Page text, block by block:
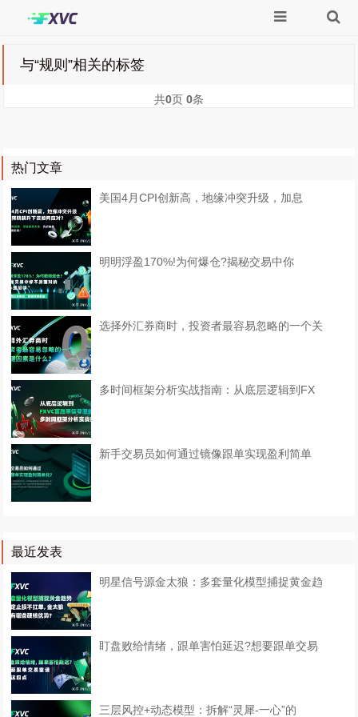
与“规则”相关的标签
共0页 0条
热门文章
美国4月CPI创新高，地缘冲突升级，加息
明明浮盈170%!为何爆仓?揭秘交易中你
选择外汇券商时，投资者最容易忽略的一个关
多时间框架分析实战指南：从底层逻辑到FX
​新手交易员如何通过镜像跟单实现盈利简单
最近发表
明星信号源金太狼：多套量化模型捕捉黄金趋
盯盘败给情绪，跟单害怕延迟?想要跟单交易
三层风控+动态模型：拆解“灵犀-一心”的